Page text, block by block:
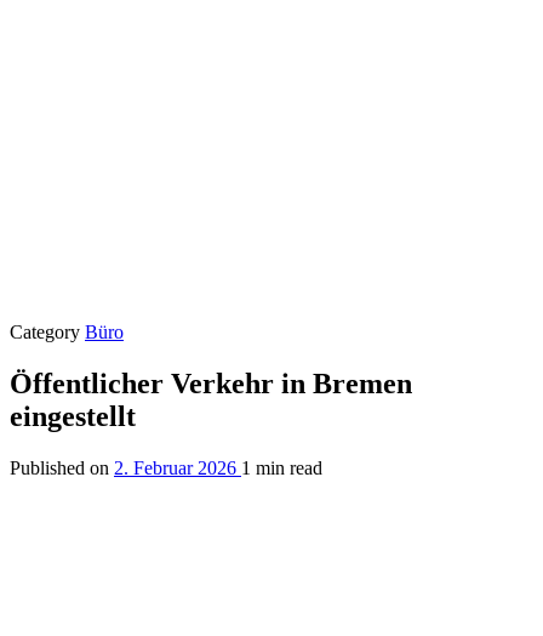
Category Büro
Öffentlicher Verkehr in Bremen
eingestellt
Published on 2. Februar 2026 1 min read